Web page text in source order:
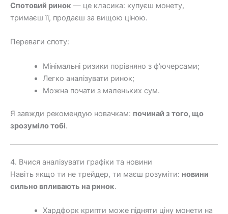
Спотовий ринок — це класика: купуєш монету,
тримаєш її, продаєш за вищою ціною.
Переваги споту:
Мінімальні ризики порівняно з ф’ючерсами;
Легко аналізувати ринок;
Можна почати з маленьких сум.
Я завжди рекомендую новачкам: починай з того, що
зрозуміло тобі.
4. Вчися аналізувати графіки та новини
Навіть якщо ти не трейдер, ти маєш розуміти: новини
сильно впливають на ринок.
Хардфорк крипти може підняти ціну монети на